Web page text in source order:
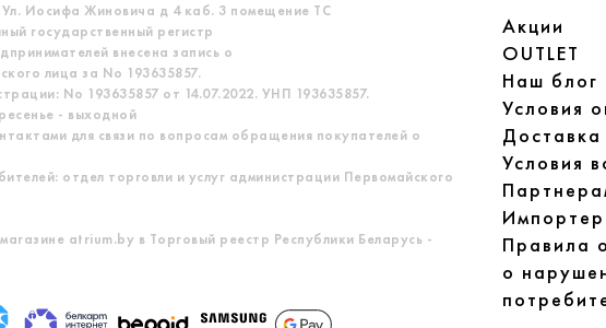
Иосифа Жиновича д 4 каб. 3 помещение ТС
государственный регистр
внесена запись о
лица за No 193635857.
No 193635857 от 14.07.2022. УНП 193635857.
- выходной
для связи по вопросам обращения покупателей о
отдел торговли и услуг администрации Первомайского
atrium.by в Торговый реестр Республики Беларусь -
Акции
OUTLET
Наш блог
Условия
Доставка
Условия
Правила
о